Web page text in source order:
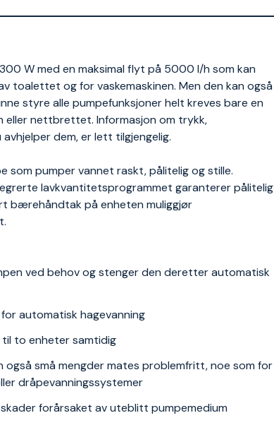
W med en maksimal flyt på 5000 l/h som kan
toalettet og for vaskemaskinen. Men den kan også
styre alle pumpefunksjoner helt kreves bare en
eller nettbrettet. Informasjon om trykk,
dem, er lett tilgjengelig.
pumper vannet raskt, pålitelig og stille.
lavkvantitetsprogrammet garanterer pålitelig
bærehåndtak på enheten muliggjør
ved behov og stenger den deretter automatisk
automatisk hagevanning
to enheter samtidig
også små mengder mates problemfritt, noe som for
dråpevanningssystemer
forårsaket av uteblitt pumpemedium